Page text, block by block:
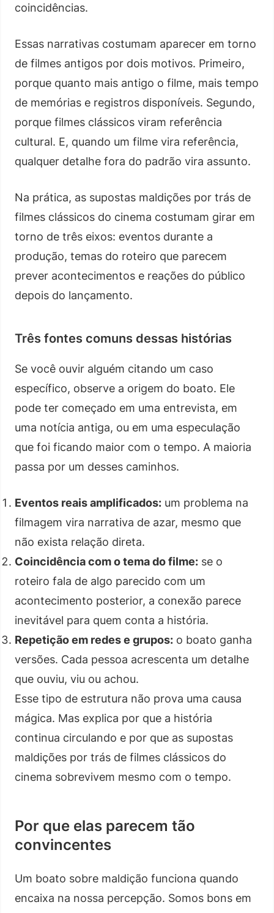
coincidências.
Essas narrativas costumam aparecer em torno
de filmes antigos por dois motivos. Primeiro,
porque quanto mais antigo o filme, mais tempo
de memórias e registros disponíveis. Segundo,
porque filmes clássicos viram referência
cultural. E, quando um filme vira referência,
qualquer detalhe fora do padrão vira assunto.
Na prática, as supostas maldições por trás de
filmes clássicos do cinema costumam girar em
torno de três eixos: eventos durante a
produção, temas do roteiro que parecem
prever acontecimentos e reações do público
depois do lançamento.
Três fontes comuns dessas histórias
Se você ouvir alguém citando um caso
específico, observe a origem do boato. Ele
pode ter começado em uma entrevista, em
uma notícia antiga, ou em uma especulação
que foi ficando maior com o tempo. A maioria
passa por um desses caminhos.
Eventos reais amplificados: um problema na
filmagem vira narrativa de azar, mesmo que
não exista relação direta.
Coincidência com o tema do filme: se o
roteiro fala de algo parecido com um
acontecimento posterior, a conexão parece
inevitável para quem conta a história.
Repetição em redes e grupos: o boato ganha
versões. Cada pessoa acrescenta um detalhe
que ouviu, viu ou achou.
Esse tipo de estrutura não prova uma causa
mágica. Mas explica por que a história
continua circulando e por que as supostas
maldições por trás de filmes clássicos do
cinema sobrevivem mesmo com o tempo.
Por que elas parecem tão
convincentes
Um boato sobre maldição funciona quando
encaixa na nossa percepção. Somos bons em